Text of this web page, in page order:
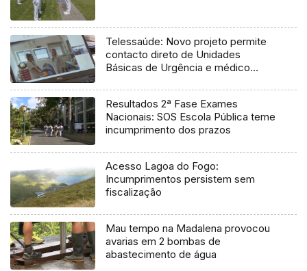
Telessaúde: Novo projeto permite
contacto direto de Unidades
Básicas de Urgência e médico
Resultados 2ª Fase Exames
Nacionais: SOS Escola Pública teme
incumprimento dos prazos
Acesso Lagoa do Fogo:
Incumprimentos persistem sem
fiscalização
Mau tempo na Madalena provocou
avarias em 2 bombas de
abastecimento de água